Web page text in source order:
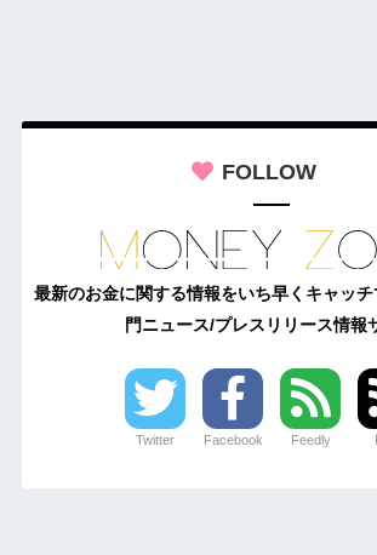
FOLLOW
最新のお金に関する情報をいち早くキャッ
門ニュース/プレスリリース情報
Twitter Facebook Feedly